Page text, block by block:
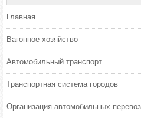
Главная
Вагонное хозяйство
Автомобильный транспорт
Транспортная система городов
Организация автомобильных